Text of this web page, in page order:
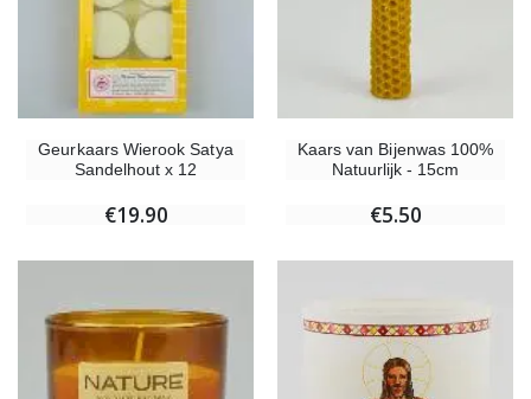
Geurkaars Wierook Satya
Sandelhout x 12
€19.90
Kaars van Bijenwas 100%
Natuurlijk - 15cm
€5.50